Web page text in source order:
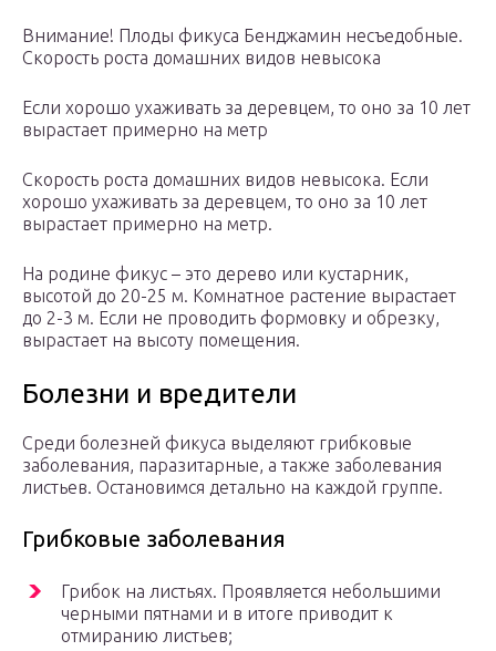
Внимание! Плоды фикуса Бенджамин несъедобные.
Скорость роста домашних видов невысока
Если хорошо ухаживать за деревцем, то оно за 10 лет
вырастает примерно на метр
Скорость роста домашних видов невысока. Если
хорошо ухаживать за деревцем, то оно за 10 лет
вырастает примерно на метр.
На родине фикус – это дерево или кустарник,
высотой до 20-25 м. Комнатное растение вырастает
до 2-3 м. Если не проводить формовку и обрезку,
вырастает на высоту помещения.
Болезни и вредители
Среди болезней фикуса выделяют грибковые
заболевания, паразитарные, а также заболевания
листьев. Остановимся детально на каждой группе.
Грибковые заболевания
Грибок на листьях. Проявляется небольшими
черными пятнами и в итоге приводит к
отмиранию листьев;